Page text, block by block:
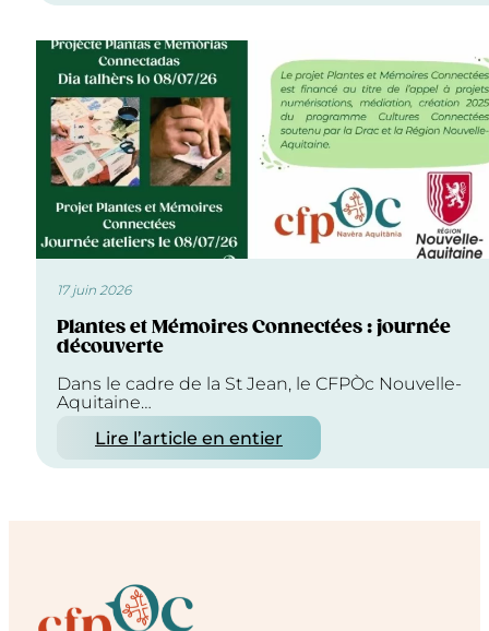
17 juin 2026
Plantes et Mémoires Connectées : journée
découverte
Dans le cadre de la St Jean, le CFPÒc Nouvelle-
Aquitaine…
Lire l’article en entier